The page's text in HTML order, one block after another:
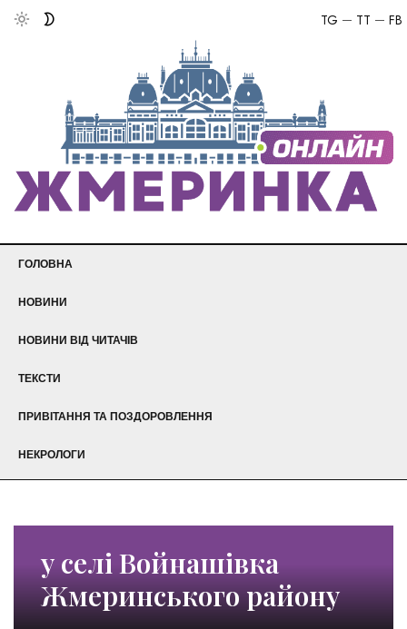
FB
TT
TG
ГОЛОВНА
НОВИНИ
НОВИНИ ВІД ЧИТАЧІВ
ТЕКСТИ
ПРИВІТАННЯ ТА ПОЗДОРОВЛЕННЯ
НЕКРОЛОГИ
у селі Войнашівка
Жмеринського району